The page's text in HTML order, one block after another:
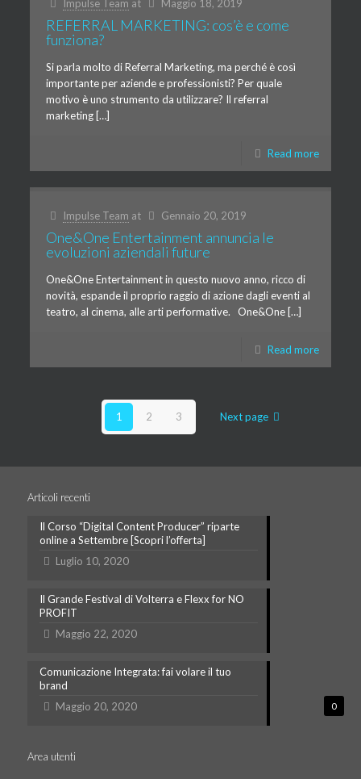
Impulse Team at Maggio 18, 2019
REFERRAL MARKETING: cos’è e come
funziona?
Si parla molto di Referral Marketing, ma perché è così
importante per aziende e professionisti? Per quale
motivo è uno strumento da utilizzare? Il referral
marketing […]
Read more
Impulse Team at Gennaio 20, 2019
One&One Entertainment annuncia le
evoluzioni aziendali future
One&One Entertainment in questo nuovo anno, ricco di
novità, espande il proprio raggio di azione dagli eventi al
teatro, al cinema, alle arti performative. One&One […]
Read more
1 2 3 Next page
Articoli recenti
Il Corso “Digital Content Producer” riparte
online a Settembre [Scopri l’offerta]
Luglio 10, 2020
Il Grande Festival di Volterra e Flexx for NO
PROFIT
Maggio 22, 2020
0
Comunicazione Integrata: fai volare il tuo
brand
Maggio 20, 2020
Area utenti